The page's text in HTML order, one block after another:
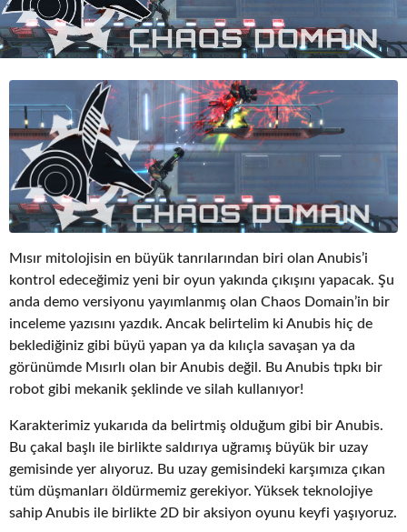
o
Mısır mitolojisin en büyük tanrılarından biri olan Anubis’i
kontrol edeceğimiz yeni bir oyun yakında çıkışını yapacak. Şu
anda demo versiyonu yayımlanmış olan Chaos Domain’in bir
inceleme yazısını yazdık. Ancak belirtelim ki Anubis hiç de
beklediğiniz gibi büyü yapan ya da kılıçla savaşan ya da
görünümde Mısırlı olan bir Anubis değil. Bu Anubis tıpkı bir
robot gibi mekanik şeklinde ve silah kullanıyor!
Karakterimiz yukarıda da belirtmiş olduğum gibi bir Anubis.
Bu çakal başlı ile birlikte saldırıya uğramış büyük bir uzay
gemisinde yer alıyoruz. Bu uzay gemisindeki karşımıza çıkan
tüm düşmanları öldürmemiz gerekiyor. Yüksek teknolojiye
sahip Anubis ile birlikte 2D bir aksiyon oyunu keyfi yaşıyoruz.